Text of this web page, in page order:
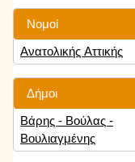
Νομοί
Ανατολικής Αττικής
Δήμοι
Βάρης - Βούλας -
Βουλιαγμένης